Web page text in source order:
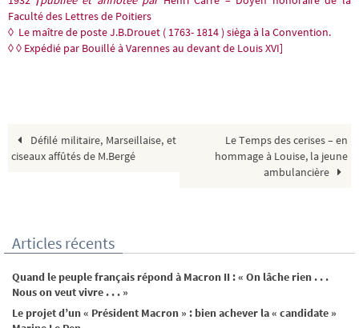
Faculté des Lettres de Poitiers
◊ Le maître de poste J.B.Drouet ( 1763- 1814 ) sièga à la Convention.
◊ ◊ Expédié par Bouillé à Varennes au devant de Louis XVI]
Défilé militaire, Marseillaise, et
ciseaux affûtés de M.Bergé
Le Temps des cerises – en
hommage à Louise, la jeune
ambulancière
Articles récents
Quand le peuple français répond à Macron II : « On lâche rien . . .
Nous on veut vivre . . . »
Le projet d’un « Président Macron » : bien achever la « candidate »